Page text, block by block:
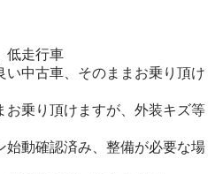
走行車
中古車、そのままお乗り頂け
乗り頂けますが、外装キズ等
動確認済み、整備が必要な場